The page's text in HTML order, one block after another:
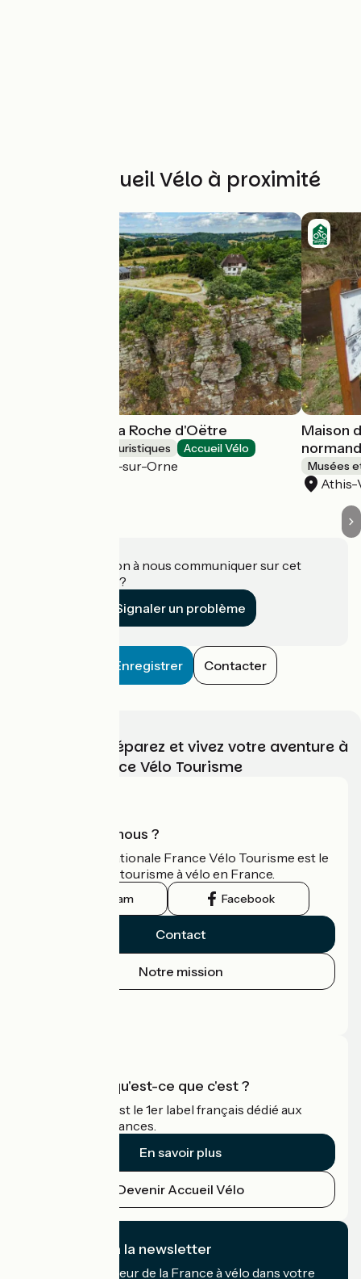
Autres Accueil Vélo à proximité
Site naturel de la Roche d'Oëtre
Musées et sites touristiques Accueil Vélo
Saint-Philbert-sur-Orne
Maison
Musées
Athis-
Une information à nous communiquer sur cet
établissement ?
Signaler un problème
Enregistrer Contacter
Choisissez, préparez et vivez votre aventure à
vélo avec France Vélo Tourisme
Qui sommes-nous ?
L'association nationale France Vélo Tourisme est le
guide officiel du tourisme à vélo en France.
Instagram Facebook
Contact
Notre mission
Accueil Vélo qu'est-ce que c'est ?
Accueil Vélo c'est le 1er label français dédié aux
cyclistes en vacances.
En savoir plus
Devenir Accueil Vélo
Je m'abonne à la newsletter
Recevez le meilleur de la France à vélo dans votre